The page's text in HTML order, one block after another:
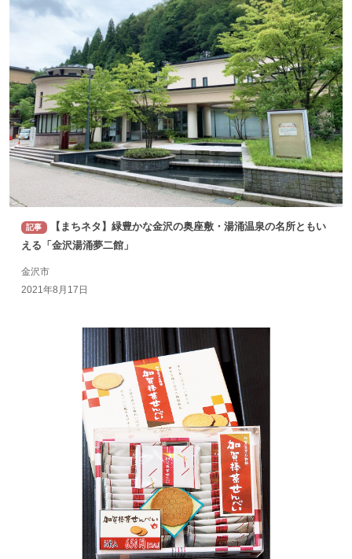
記事
【まちネタ】緑豊かな金沢の奥座敷・湯涌温泉の名所ともい
える「金沢湯涌夢二館」
金沢市
2021年8月17日